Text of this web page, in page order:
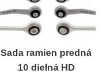
Sada ramien predná
10 dielná HD